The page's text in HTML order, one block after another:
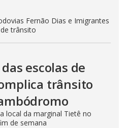
Fernão Dias e Imigrantes
trânsito
escolas de
trânsito
local da marginal Tietê no
de semana